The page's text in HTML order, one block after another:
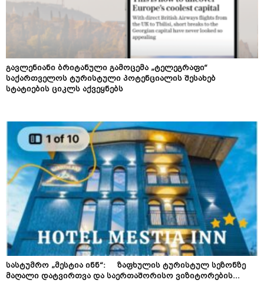
გავლენიანი ბრიტანული გამოცემა „ტელეგრაფი“
საქართველოს ტურისტული პოტენციალის შესახებ
სტატიების ციკლს აქვეყნებს
სასტუმრო „მესტია ინნ“: ზაფხულის ტურისტულ სეზონზე
მაღალი დატვირთვა და საერთაშორისო ვიზიტორების...